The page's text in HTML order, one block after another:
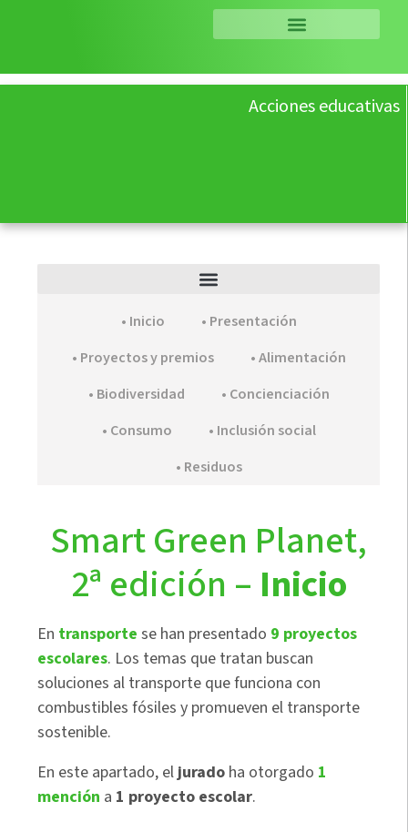
Acciones educativas
• Inicio
• Presentación
• Proyectos y premios
• Alimentación
• Biodiversidad
• Concienciación
• Consumo
• Inclusión social
• Residuos
Smart Green Planet,
2ª edición – Inicio
En transporte se han presentado 9 proyectos
escolares. Los temas que tratan buscan
soluciones al transporte que funciona con
combustibles fósiles y promueven el transporte
sostenible.
En este apartado, eljurado ha otorgado 1
mención a 1 proyecto escolar.